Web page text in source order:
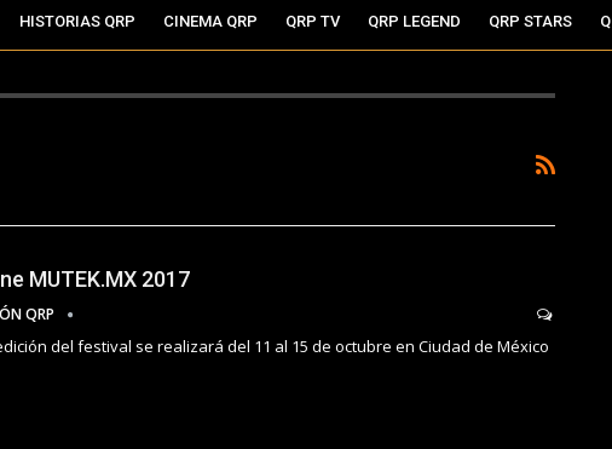
HISTORIAS QRP CINEMA QRP QRP TV QRP LEGEND QRP STARS
MUTEK.MX 2017
QRP
del festival se realizará del 11 al 15 de octubre en Ciudad de México